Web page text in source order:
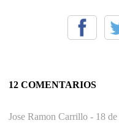
12 COMENTARIOS
Jose Ramon Carrillo - 18